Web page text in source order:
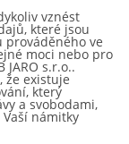
vznést
které jsou
prováděného ve
moci nebo pro
s.r.o..
že existuje
který
a svobodami,
Vaší námitky